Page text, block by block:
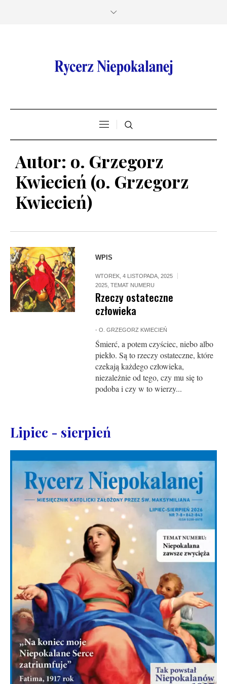
Autor: o. Grzegorz
Kwiecień (o. Grzegorz
Kwiecień)
WPIS
WTOREK, 4 LISTOPADA, 2025
2025 ,TEMAT NUMERU
Rzeczy ostateczne
człowieka
-O. GRZEGORZ KWIECIEŃ
Śmierć, a potem czyściec, niebo albo
piekło. Są to rzeczy ostateczne, które
czekają każdego człowieka,
niezależnie od tego, czy mu się to
podoba i czy w to wierzy...
Lipiec - sierpień